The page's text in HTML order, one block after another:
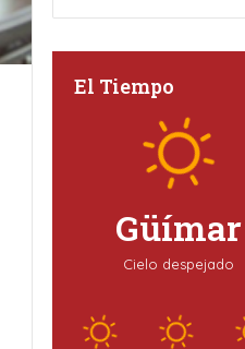
El Tiempo
Güímar
Cielo despejado